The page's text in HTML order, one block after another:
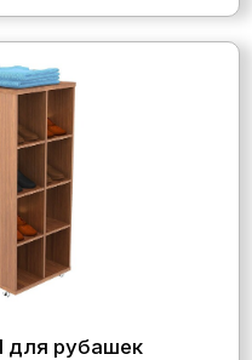
для рубашек